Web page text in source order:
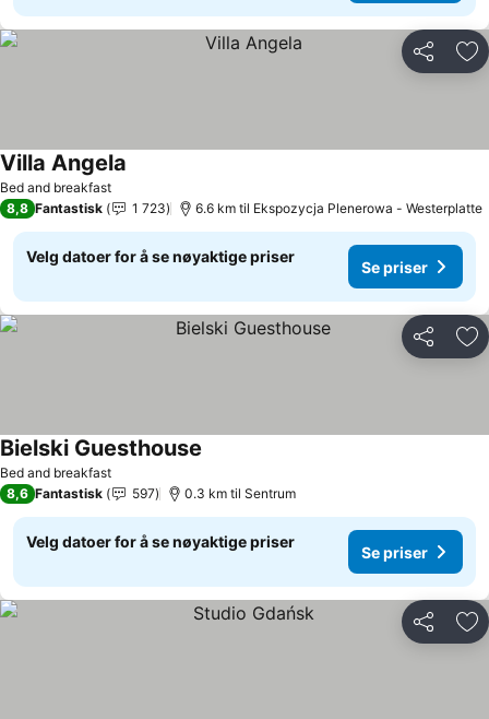
Del
Bed and breakfast
Villa Angela
8,8 Fantastisk 1 723 6.6 km til Ekspozycja Plenerowa - Westerplatte
Velg datoer for å se nøyaktige priser
Se priser
Del
Bed and breakfast
Bielski Guesthouse
8,6 Fantastisk 597 0.3 km til Sentrum
Velg datoer for å se nøyaktige priser
Se priser
Del